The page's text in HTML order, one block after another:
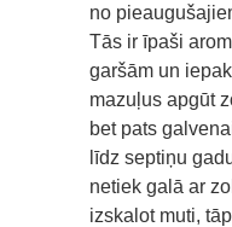
no
Tās ir īpaši
garšām un
mazuļus apgūt
bet pats
līdz septiņu
netiek galā ar
izskalot muti,